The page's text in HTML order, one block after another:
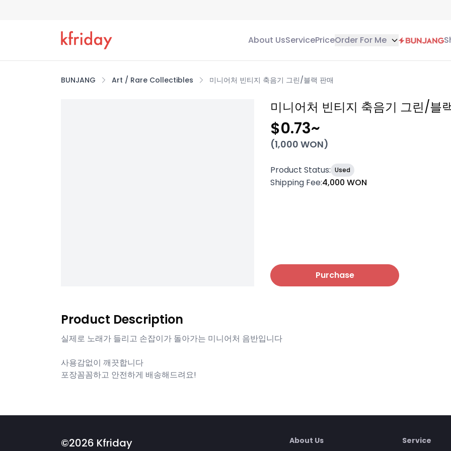
About UsServicePriceOrder For Me
BUNJANG Art / Rare Collectibles 미니어처 빈티지 축음기 그린/블랙 판매
미니어처 빈티지 축음기 그린/블
$0.73~
(1,000 WON)
Product Status: Used
Shipping Fee:4,000 WON
Purchase
Product Description
실제로 노래가 들리고 손잡이가 돌아가는 미니어처 음반입니다
사용감없이 깨끗합니다
포장꼼꼼하고 안전하게 배송해드려요!
©2026 Kfriday About Us Service